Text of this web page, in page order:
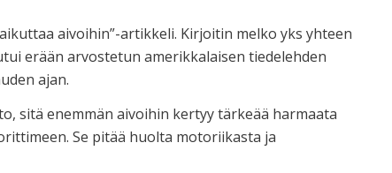
aivoihin”-artikkeli. Kirjoitin melko yks yhteen
erään arvostetun amerikkalaisen tiedelehden
ajan.
sitä enemmän aivoihin kertyy tärkeää harmaata
Se pitää huolta motoriikasta ja